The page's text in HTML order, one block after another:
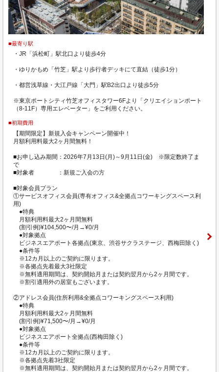
■最寄り駅
・JR「浜松町」駅北口より徒歩4分
・ゆりかもめ「竹芝」駅より歩行者デッキにて直結（徒歩1分）
・都営浅草線・大江戸線「大門」駅B2出口より徒歩5分
※東京ポートシティ竹芝オフィスタワー6Fより「クリエイションポート
（8-11F）専用エレベーター」をご利用ください。
■初期費用
【期間限定】新規入会キャンペーン開催中！
月額利用料最大2ヶ月間無料！
■お申し込み期間：2026年7月13日(月)～9月11日(金) ※限定数終了ま
で
■対象者 ：新規ご入会の方
■対象会員プラン
①サービスオフィス会員(専有オフィス&全拠点コワーキングスペース利
用)
●特典
月額利用料最大2ヶ月間無料
(割引例)¥104,500〜/月→¥0/月
●対象拠点
ビジネスエアポート各拠点(東京、渋谷サクラステージ、西梅田除く)
●条件等
※12カ月以上のご契約に限ります。
※各拠点先着最大3社限定
※無料適用期間は、契約開始月または契約翌月から2ヶ月間です。
※割引適用外の居室もございます。
②アドレス会員(住所利用&全拠点コワーキングスペース利用)
●特典
月額利用料最大2ヶ月間無料
(割引例)¥71,500〜/月→¥0/月
●対象拠点
ビジネスエアポート全拠点(西梅田除く)
●条件等
※12カ月以上のご契約に限ります。
※各拠点先着3社限定
※無料適用期間は、契約開始月または契約翌月から2ヶ月間です。